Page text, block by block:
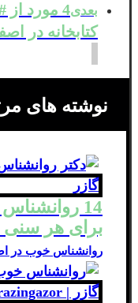
بعدی
4 مورد
کتابخانه در
نوشته های
14
برای هر سنی
روانشناس خوب در